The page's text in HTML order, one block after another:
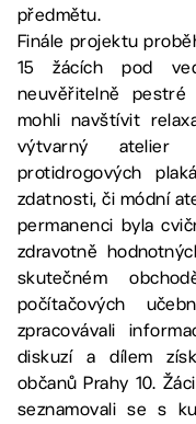
předmětu.
Finále projektu
15 žácích pod
neuvěřitelně
mohli navštívit
výtvarný
protidrogových
zdatnosti, či módní
permanenci byla
zdravotně
skutečném
počítačových
zpracovávali
diskuzí a dílem
občanů Prahy 10.
seznamovali se s